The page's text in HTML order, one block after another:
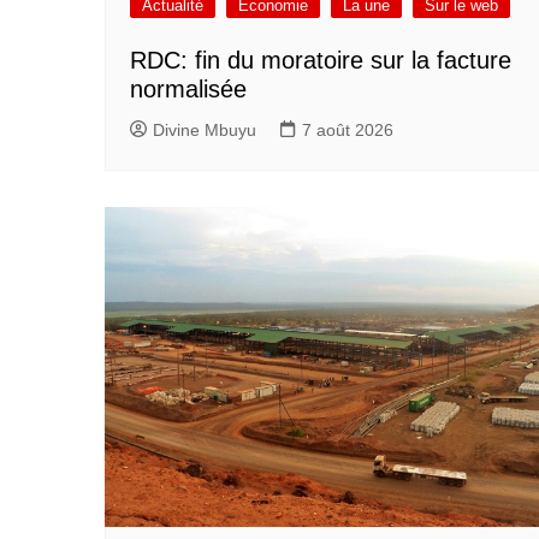
Actualité Economie La une Sur le web
RDC: fin du moratoire sur la facture
normalisée
Divine Mbuyu 7 août 2026